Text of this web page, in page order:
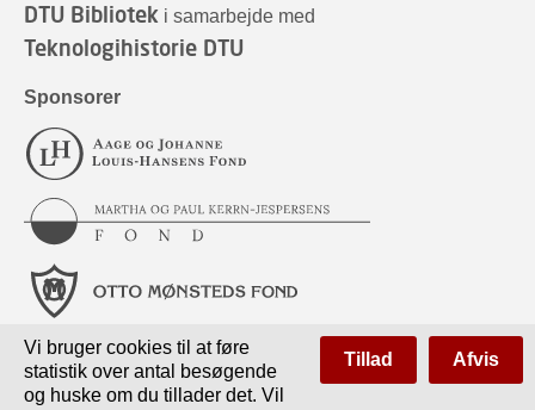
DTU Bibliotek i samarbejde med
Teknologihistorie DTU
Sponsorer
Vi bruger cookies til at føre
statistik over antal besøgende
og huske om du tillader det. Vil
Tillad Afvis